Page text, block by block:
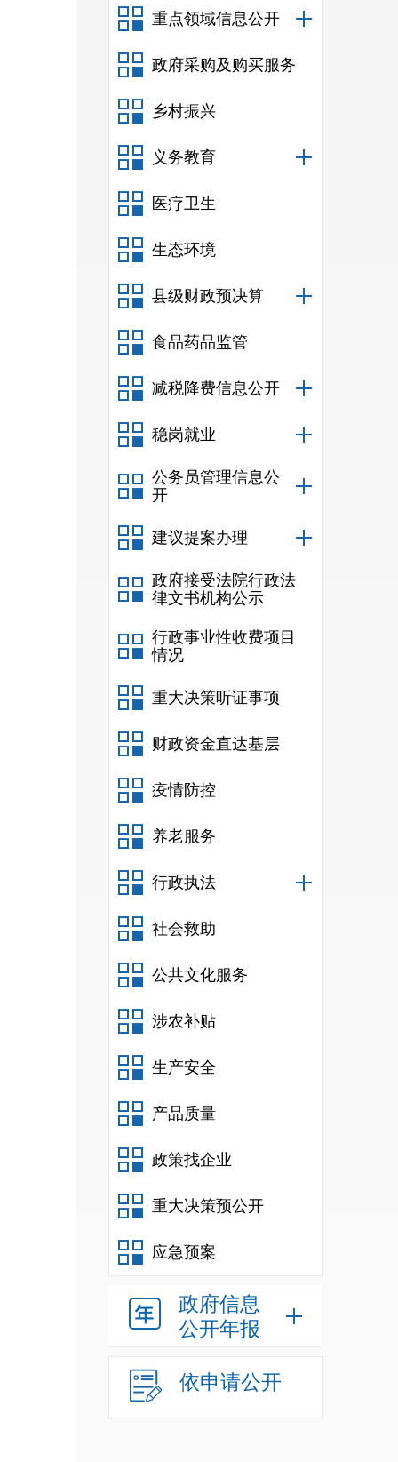
重点领域信息公开
政府采购及购买服务
乡村振兴
义务教育
医疗卫生
生态环境
县级财政预决算
食品药品监管
减税降费信息公开
稳岗就业
公务员管理信息公
开
建议提案办理
政府接受法院行政法
律文书机构公示
行政事业性收费项目
情况
重大决策听证事项
财政资金直达基层
疫情防控
养老服务
行政执法
社会救助
公共文化服务
涉农补贴
生产安全
产品质量
政策找企业
重大决策预公开
应急预案
政府信息
公开年报
依申请公开